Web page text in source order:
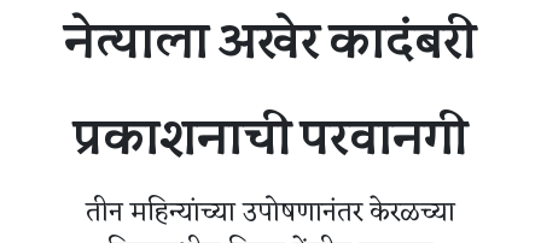
नेत्याला अखेर कादंबरी
प्रकाशनाची परवानगी
तीन महिन्यांच्या उपोषणानंतर केरळच्या